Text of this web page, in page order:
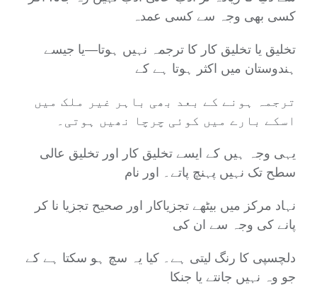
کسی بھی وجہ سے کسی عمدہ
تخلیق یا تخلیق کار کا ترجمہ نہیں ہوتا—یا جیسے
ہندوستان میں اکثر ہوتا ہے کے
ترجمہ ہونے کے بعد بھی باہر غیر ملک میں
اسکے بارے میں کوئی چرچا نھیں ہوتی۔
یہی وجہ ہیں کے ایسے تخلیق کار اور تخلیق عالی
سطح تک نہیں پہنچ پاتے۔ اور نام
نہاد مرکز میں بیٹھے تجزیاکار اور صحیح تجزیا نا کر
پانے کی وجہ سے ان کی
دلچسپی کا رنگ لیتی ہے۔ کیا یہ سچ ہو سکتا ہے کے
جو وہ نہیں جانتے یا جنکا